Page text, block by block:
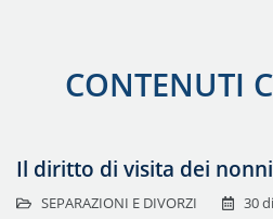
CONTENUTI
Il diritto di visita dei nonni
SEPARAZIONI E DIVORZI 30